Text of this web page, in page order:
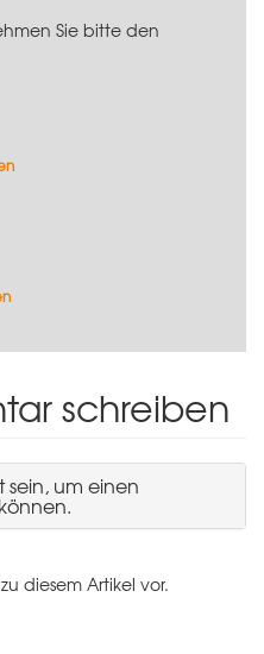
Sie bitte den
schreiben
sein, um einen
diesem Artikel vor.